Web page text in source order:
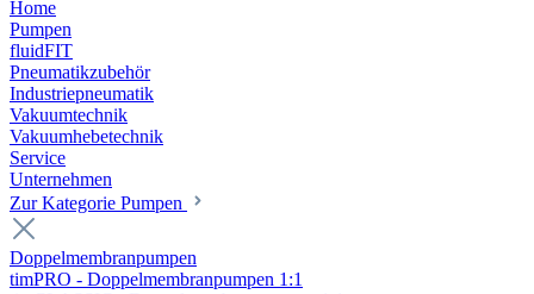
Home
Pumpen
fluidFIT
Pneumatikzubehör
Industriepneumatik
Vakuumtechnik
Vakuumhebetechnik
Service
Unternehmen
Zur Kategorie Pumpen
Doppelmembranpumpen
timPRO - Doppelmembranpumpen 1:1